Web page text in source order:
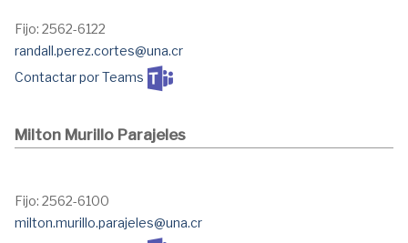
Fijo: 2562-6122
randall.perez.cortes@una.cr
Contactar por Teams
Milton Murillo Parajeles
Fijo: 2562-6100
milton.murillo.parajeles@una.cr